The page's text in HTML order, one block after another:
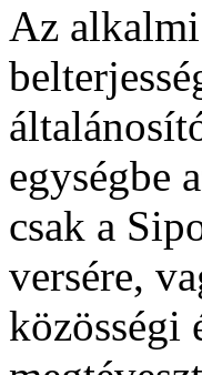
Az
egységbe
csak a
versére,
közösségi